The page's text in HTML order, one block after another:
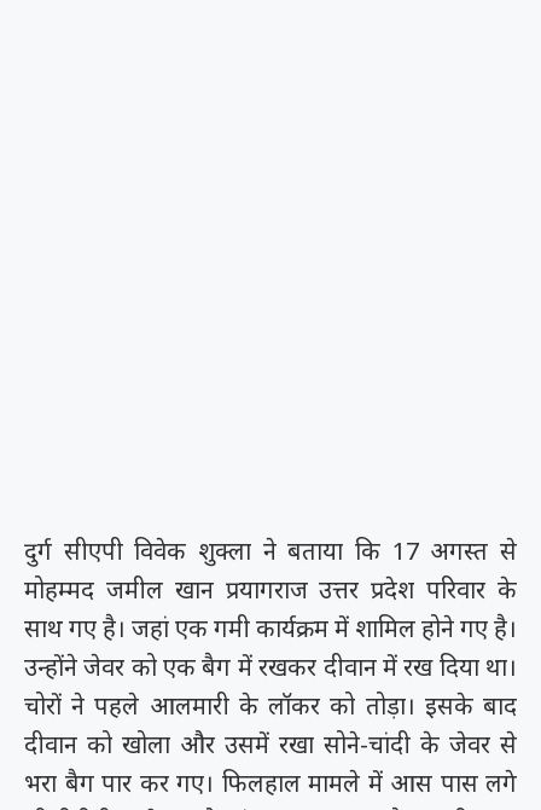
दुर्ग सीएपी विवेक शुक्ला ने बताया कि 17 अगस्त से
मोहम्मद जमील खान प्रयागराज उत्तर प्रदेश परिवार के
साथ गए है। जहां एक गमी कार्यक्रम में शामिल होने गए है।
उन्होंने जेवर को एक बैग में रखकर दीवान में रख दिया था।
चोरों ने पहले आलमारी के लॉकर को तोड़ा। इसके बाद
दीवान को खोला और उसमें रखा सोने-चांदी के जेवर से
भरा बैग पार कर गए। फिलहाल मामले में आस पास लगे